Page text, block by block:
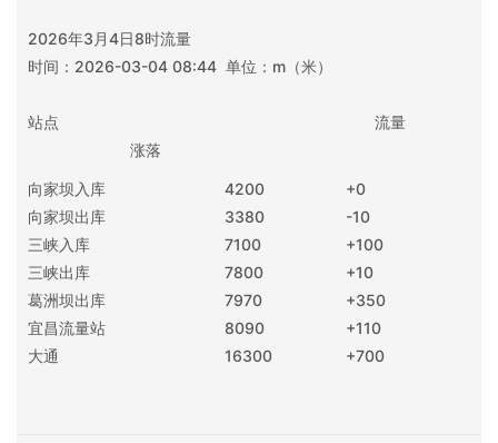
2026年3月4日8时流量
时间：2026-03-04 08:44 单位：m（米）
站点 流量
涨落
向家坝入库 4200
+0
向家坝出库
3380
-10
三峡入库
7100
+100
三峡出库
7800
+10
葛洲坝出库
7970
+350
宜昌流量站
8090
+110
大通
16300 +700